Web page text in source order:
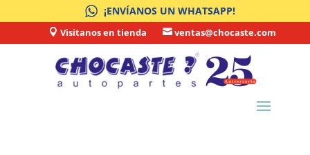
¡ENVÍANOS UN WHATSAPP!
 Visitanos en tienda  ventas@chocaste.com